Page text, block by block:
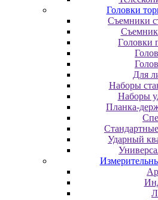
Головки
Cъeмники
Гoлoвки
Для
Наборы
Наборы
Планка-
Ударный